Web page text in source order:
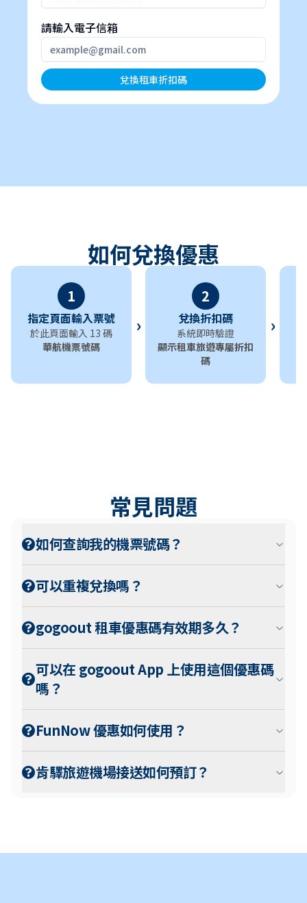
請輸入電子信箱
兌換租車折扣碼
如何兌換優惠
1
指定頁面輸入票號
於此頁面輸入 13 碼
華航機票號碼
›
2
兌換折扣碼
系統即時驗證
顯示租車旅遊專屬折扣
碼
›
常見問題
如何查詢我的機票號碼？
可以重複兌換嗎？
gogoout 租車優惠碼有效期多久？
可以在 gogoout App 上使用這個優惠碼
嗎？
FunNow 優惠如何使用？
肯驛旅遊機場接送如何預訂？